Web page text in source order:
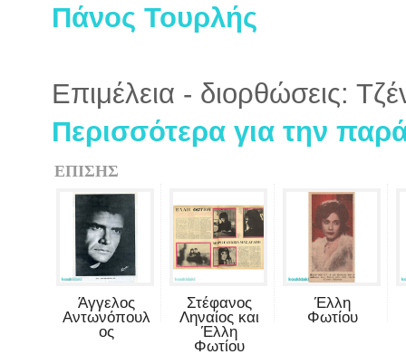
Πάνος Τουρλής
Επιμέλεια - διορθώσεις:
Περισσότερα για την
ΕΠΙΣΗΣ
Άγγελος
Αντωνόπουλ
ος
Στέφανος
Ληναίος και
Έλλη
Φωτίου
Έλλη
Φωτίου